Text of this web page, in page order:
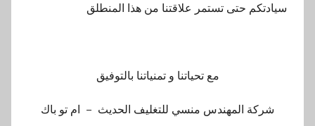
سيادتكم حتى تستمر علاقتنا من هذا المنطلق
مع تحياتنا و تمنياتنا بالتوفيق
شركة المهندس منسي للتغليف الحديث – ام تو باك